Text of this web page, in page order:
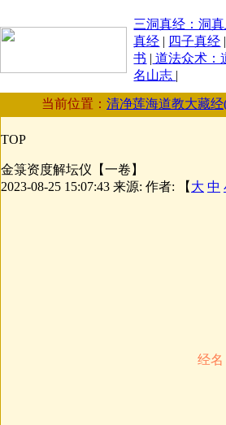
三洞真经：洞
真经 | 四子真经
书 | 道法众术：
名山志 |
当前位置： 清净莲海道教大藏
TOP
金箓资度解坛仪【一卷】
2023-08-25 15:07:43 来源: 作者: 【 大 中
经